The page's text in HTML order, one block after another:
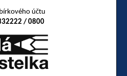
účtu
/ 0800